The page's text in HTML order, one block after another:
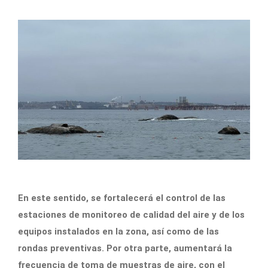
En este sentido, se fortalecerá el control de las
estaciones de monitoreo de calidad del aire y de los
equipos instalados en la zona, así como de las
rondas preventivas. Por otra parte, aumentará la
frecuencia de toma de muestras de aire, con el